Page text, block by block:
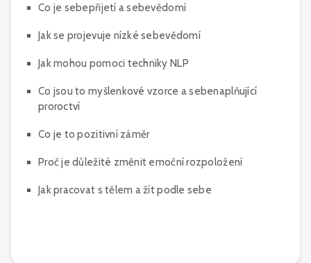
Co je sebepřijetí a sebevědomí
Jak se projevuje nízké sebevědomí
Jak mohou pomoci techniky NLP
Co jsou to myšlenkové vzorce a sebenaplňující
proroctví
Co je to pozitivní záměr
Proč je důležité změnit emoční rozpoložení
Jak pracovat s tělem a žít podle sebe